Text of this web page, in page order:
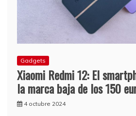
Gadgets
Xiaomi Redmi 12: El
la marca baja de los 150
4 octubre 2024